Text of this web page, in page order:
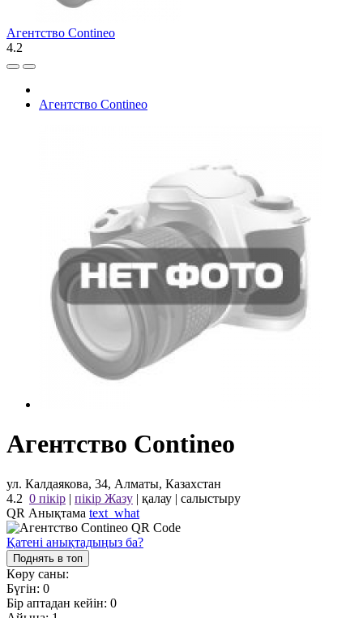
Агентство Contineo
4.2
Агентство Contineo
Агентство Contineo
ул. Калдаякова, 34, Алматы, Казахстан
4.2 0 пікір | пікір Жазу | қалау | салыстыру
QR Анықтама text_what
Қатені анықтадыңыз ба?
Поднять в топ
Көру саны:
Бүгін: 0
Бір аптадан кейін: 0